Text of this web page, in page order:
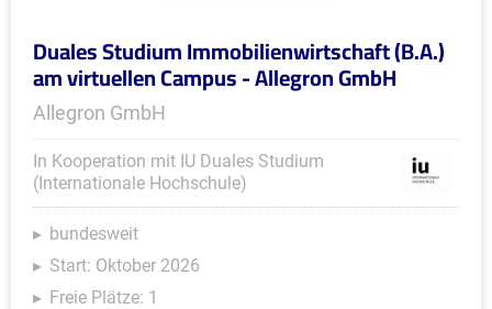
Duales Studium Immobilienwirtschaft (B.A.)
am virtuellen Campus - Allegron GmbH
Allegron GmbH
In Kooperation mit IU Duales Studium
(Internationale Hochschule)
bundesweit
Start: Oktober 2026
Freie Plätze: 1